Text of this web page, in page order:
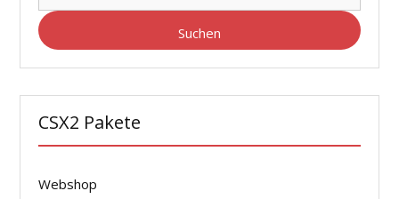
CSX2 Pakete
Webshop